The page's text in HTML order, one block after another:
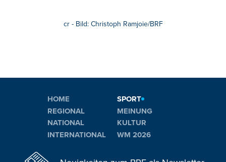
cr - Bild: Christoph Ramjoie/BRF
HOME
REGIONAL
NATIONAL
INTERNATIONAL
SPORT
MEINUNG
KULTUR
WM 2026